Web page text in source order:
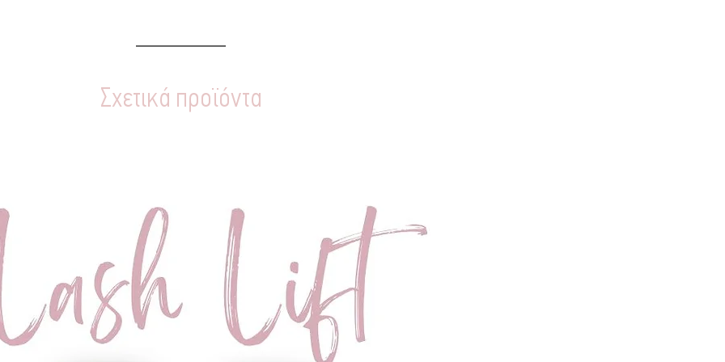
Σχετικά προϊόντα